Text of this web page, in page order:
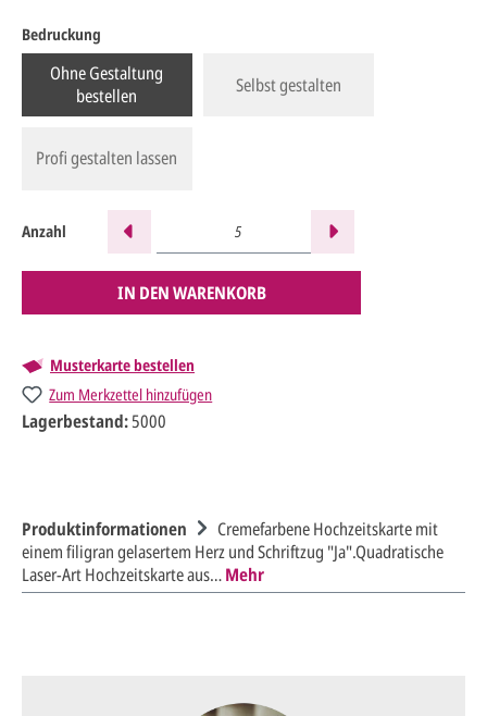
Bedruckung
Ohne Gestaltung
bestellen
Selbst gestalten
Profi gestalten lassen
Anzahl
IN DEN WARENKORB
Musterkarte bestellen
Zum Merkzettel hinzufügen
Lagerbestand:5000
Produktinformationen
Cremefarbene Hochzeitskarte mit
einem filigran gelasertem Herz und Schriftzug "Ja".Quadratische
Laser-Art Hochzeitskarte aus…Mehr